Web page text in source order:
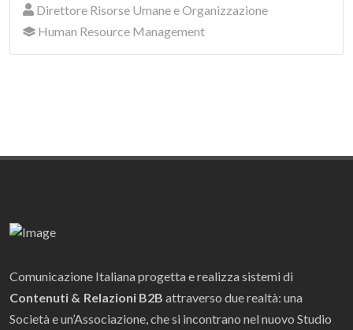
Direttore Risorse Umane e Organizzazione
Human Resource Management
Comunicazione Italiana progetta e realizza sistemi di
Contenuti & Relazioni B2B attraverso due realtà: una
Società e un’Associazione, che si incontrano nel nuovo Studio